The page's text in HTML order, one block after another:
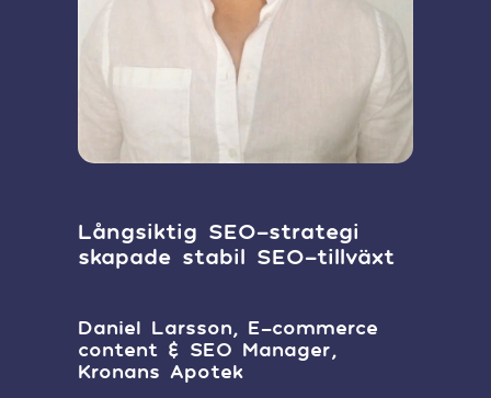
Långsiktig SEO-strategi
skapade stabil SEO-tillväxt
Daniel Larsson, E-commerce
content & SEO Manager,
Kronans Apotek